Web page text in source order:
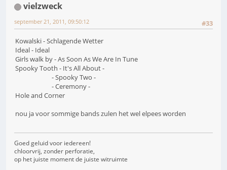
vielzweck
#33
september 21, 2011, 09:50:12
Kowalski - Schlagende Wetter
Ideal - Ideal
Girls walk by - As Soon As We Are In Tune
Spooky Tooth - It's All About -
- Spooky Two -
- Ceremony -
Hole and Corner
nou ja voor sommige bands zulen het wel elpees worden
Goed geluid voor iedereen!
chloorvrij, zonder perforatie,
op het juiste moment de juiste witruimte